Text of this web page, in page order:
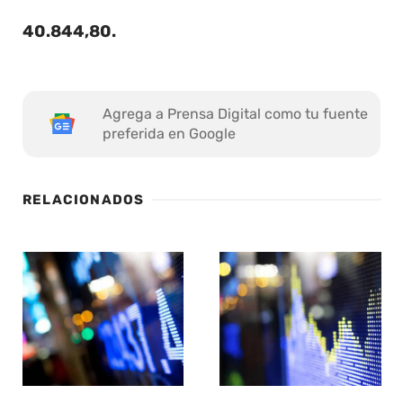
40.844,80.
Agrega a Prensa Digital como tu fuente
preferida en Google
RELACIONADOS